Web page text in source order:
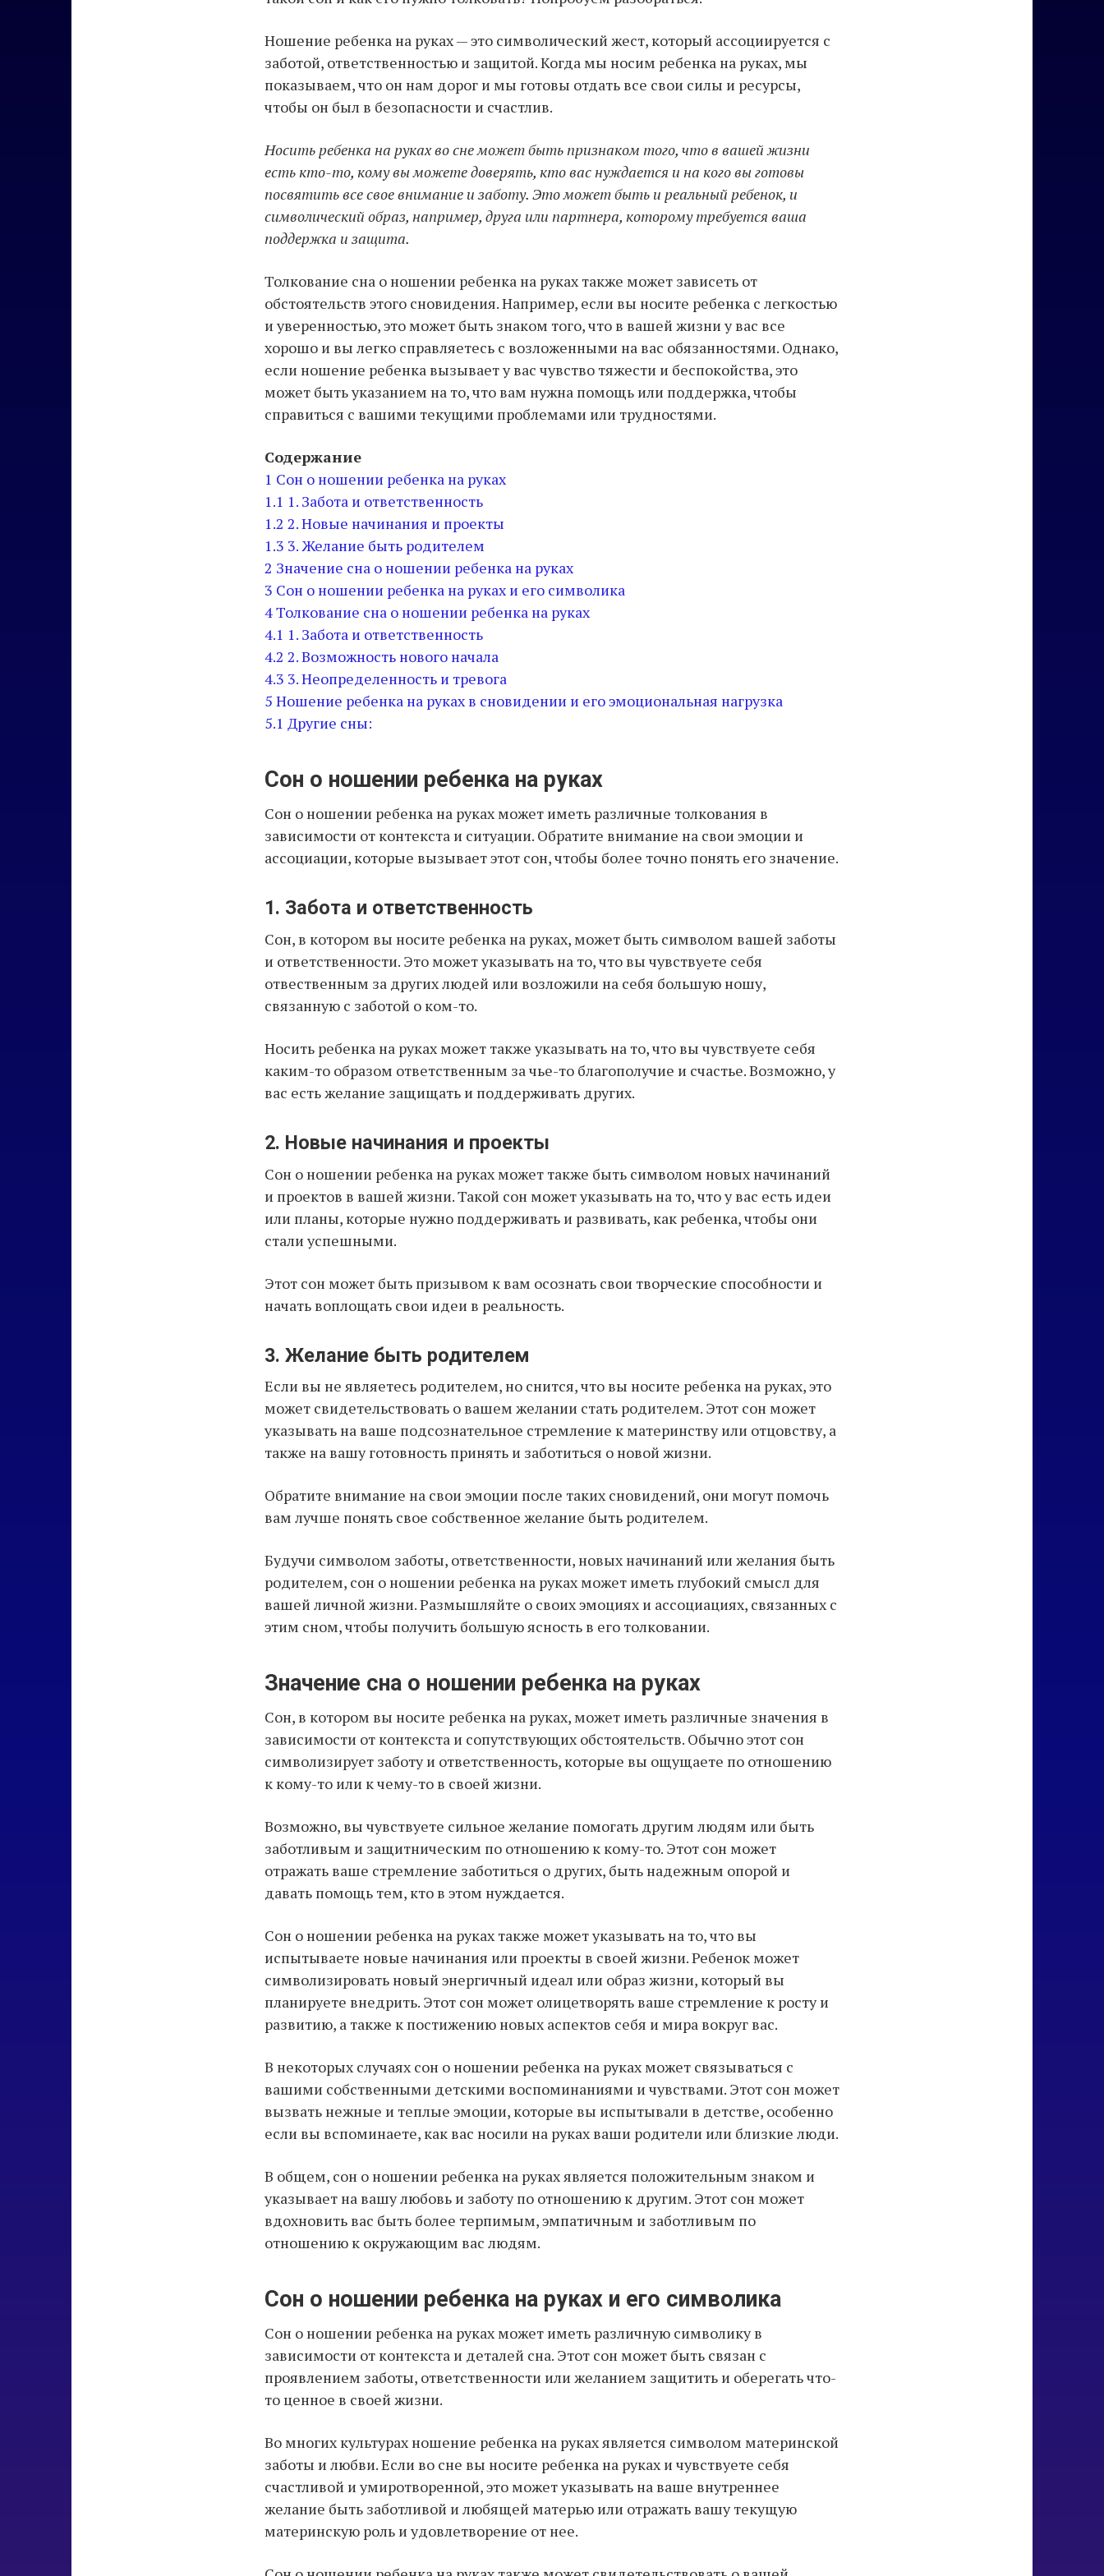
Ношение ребенка на руках — это символический жест, который ассоциируется с
заботой, ответственностью и защитой. Когда мы носим ребенка на руках, мы
показываем, что он нам дорог и мы готовы отдать все свои силы и ресурсы,
чтобы он был в безопасности и счастлив.
Носить ребенка на руках во сне может быть признаком того, что в вашей жизни
есть кто-то, кому вы можете доверять, кто вас нуждается и на кого вы готовы
посвятить все свое внимание и заботу. Это может быть и реальный ребенок, и
символический образ, например, друга или партнера, которому требуется ваша
поддержка и защита.
Толкование сна о ношении ребенка на руках также может зависеть от
обстоятельств этого сновидения. Например, если вы носите ребенка с легкостью
и уверенностью, это может быть знаком того, что в вашей жизни у вас все
хорошо и вы легко справляетесь с возложенными на вас обязанностями. Однако,
если ношение ребенка вызывает у вас чувство тяжести и беспокойства, это
может быть указанием на то, что вам нужна помощь или поддержка, чтобы
справиться с вашими текущими проблемами или трудностями.
Содержание
1 Сон о ношении ребенка на руках
1.1 1. Забота и ответственность
1.2 2. Новые начинания и проекты
1.3 3. Желание быть родителем
2 Значение сна о ношении ребенка на руках
3 Сон о ношении ребенка на руках и его символика
4Толкование сна о ношении ребенка на руках
4.1 1. Забота и ответственность
4.2 2. Возможность нового начала
4.3 3. Неопределенность и тревога
5 Ношение ребенка на руках в сновидении и его эмоциональная нагрузка
5.1 Другие сны:
Сон о ношении ребенка на руках
Сон о ношении ребенка на руках может иметь различные толкования в
зависимости от контекста и ситуации. Обратите внимание на свои эмоции и
ассоциации, которые вызывает этот сон, чтобы более точно понять его значение.
1. Забота и ответственность
Сон, в котором вы носите ребенка на руках, может быть символом вашей заботы
и ответственности. Это может указывать на то, что вы чувствуете себя
отвественным за других людей или возложили на себя большую ношу,
связанную с заботой о ком-то.
Носить ребенка на руках может также указывать на то, что вы чувствуете себя
каким-то образом ответственным за чье-то благополучие и счастье. Возможно, у
вас есть желание защищать и поддерживать других.
2. Новые начинания и проекты
Сон о ношении ребенка на руках может также быть символом новых начинаний
и проектов в вашей жизни. Такой сон может указывать на то, что у вас есть идеи
или планы, которые нужно поддерживать и развивать, как ребенка, чтобы они
стали успешными.
Этот сон может быть призывом к вам осознать свои творческие способности и
начать воплощать свои идеи в реальность.
3. Желание быть родителем
Если вы не являетесь родителем, но снится, что вы носите ребенка на руках, это
может свидетельствовать о вашем желании стать родителем. Этот сон может
указывать на ваше подсознательное стремление к материнству или отцовству, а
также на вашу готовность принять и заботиться о новой жизни.
Обратите внимание на свои эмоции после таких сновидений, они могут помочь
вам лучше понять свое собственное желание быть родителем.
Будучи символом заботы, ответственности, новых начинаний или желания быть
родителем, сон о ношении ребенка на руках может иметь глубокий смысл для
вашей личной жизни. Размышляйте о своих эмоциях и ассоциациях, связанных с
этим сном, чтобы получить большую ясность в его толковании.
Значение сна о ношении ребенка на руках
Сон, в котором вы носите ребенка на руках, может иметь различные значения в
зависимости от контекста и сопутствующих обстоятельств. Обычно этот сон
символизирует заботу и ответственность, которые вы ощущаете по отношению
к кому-то или к чему-то в своей жизни.
Возможно, вы чувствуете сильное желание помогать другим людям или быть
заботливым и защитническим по отношению к кому-то. Этот сон может
отражать ваше стремление заботиться о других, быть надежным опорой и
давать помощь тем, кто в этом нуждается.
Сон о ношении ребенка на руках также может указывать на то, что вы
испытываете новые начинания или проекты в своей жизни. Ребенок может
символизировать новый энергичный идеал или образ жизни, который вы
планируете внедрить. Этот сон может олицетворять ваше стремление к росту и
развитию, а также к постижению новых аспектов себя и мира вокруг вас.
В некоторых случаях сон о ношении ребенка на руках может связываться с
вашими собственными детскими воспоминаниями и чувствами. Этот сон может
вызвать нежные и теплые эмоции, которые вы испытывали в детстве, особенно
если вы вспоминаете, как вас носили на руках ваши родители или близкие люди.
В общем, сон о ношении ребенка на руках является положительным знаком и
указывает на вашу любовь и заботу по отношению к другим. Этот сон может
вдохновить вас быть более терпимым, эмпатичным и заботливым по
отношению к окружающим вас людям.
Сон о ношении ребенка на руках и его символика
Сон о ношении ребенка на руках может иметь различную символику в
зависимости от контекста и деталей сна. Этот сон может быть связан с
проявлением заботы, ответственности или желанием защитить и оберегать что-
то ценное в своей жизни.
Во многих культурах ношение ребенка на руках является символом материнской
заботы и любви. Если во сне вы носите ребенка на руках и чувствуете себя
счастливой и умиротворенной, это может указывать на ваше внутреннее
желание быть заботливой и любящей матерью или отражать вашу текущую
материнскую роль и удовлетворение от нее.